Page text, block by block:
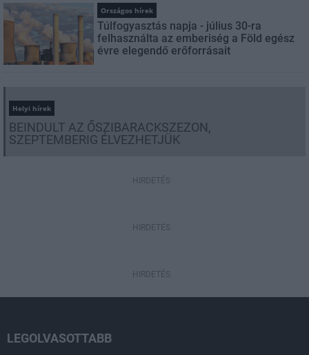
Országos hírek
Túlfogyasztás napja - július 30-ra
felhasználta az emberiség a Föld egész
évre elegendő erőforrásait
Helyi hírek
BEINDULT AZ ŐSZIBARACKSZEZON,
SZEPTEMBERIG ÉLVEZHETJÜK
HIRDETÉS
HIRDETÉS
HIRDETÉS
LEGOLVASOTTABB